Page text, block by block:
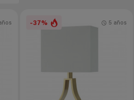
-37% 5 años